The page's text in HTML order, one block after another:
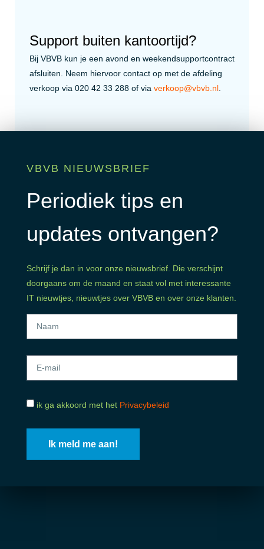
Support buiten kantoortijd?
Bij VBVB kun je een avond en weekendsupportcontract
afsluiten. Neem hiervoor contact op met de afdeling
verkoop via 020 42 33 288 of via verkoop@vbvb.nl.
VBVB NIEUWSBRIEF
Periodiek tips en
updates ontvangen?
Schrijf je dan in voor onze nieuwsbrief. Die verschijnt
doorgaans om de maand en staat vol met interessante
IT nieuwtjes, nieuwtjes over VBVB en over onze klanten.
ik ga akkoord met het Privacybeleid
Ik meld me aan!